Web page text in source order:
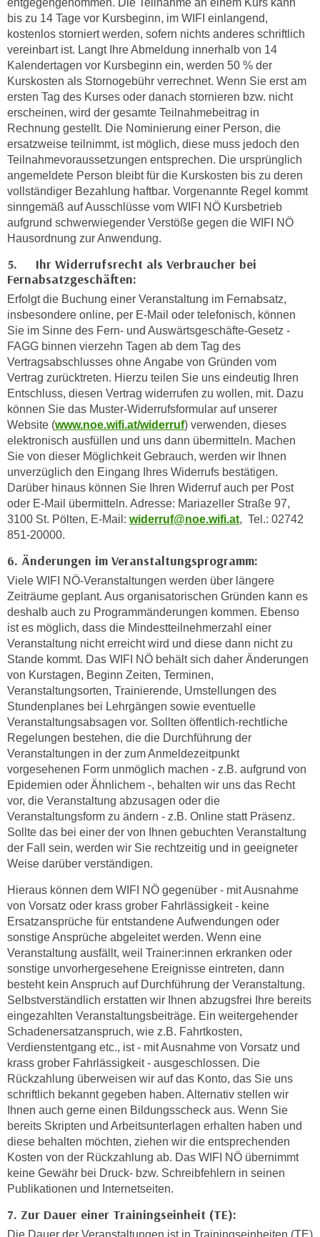
entgegengenommen. Die Teilnahme an einem Kurs kann
bis zu 14 Tage vor Kursbeginn, im WIFI einlangend,
kostenlos storniert werden, sofern nichts anderes schriftlich
vereinbart ist. Langt Ihre Abmeldung innerhalb von 14
Kalendertagen vor Kursbeginn ein, werden 50 % der
Kurskosten als Stornogebühr verrechnet. Wenn Sie erst am
ersten Tag des Kurses oder danach stornieren bzw. nicht
erscheinen, wird der gesamte Teilnahmebeitrag in
Rechnung gestellt. Die Nominierung einer Person, die
ersatzweise teilnimmt, ist möglich, diese muss jedoch den
Teilnahmevoraussetzungen entsprechen. Die ursprünglich
angemeldete Person bleibt für die Kurskosten bis zu deren
vollständiger Bezahlung haftbar. Vorgenannte Regel kommt
sinngemäß auf Ausschlüsse vom WIFI NÖ Kursbetrieb
aufgrund schwerwiegender Verstöße gegen die WIFI NÖ
Hausordnung zur Anwendung.
5. Ihr Widerrufsrecht als Verbraucher bei
Fernabsatzgeschäften:
Erfolgt die Buchung einer Veranstaltung im Fernabsatz,
insbesondere online, per E-Mail oder telefonisch, können
Sie im Sinne des Fern- und Auswärtsgeschäfte-Gesetz -
FAGG binnen vierzehn Tagen ab dem Tag des
Vertragsabschlusses ohne Angabe von Gründen vom
Vertrag zurücktreten. Hierzu teilen Sie uns eindeutig Ihren
Entschluss, diesen Vertrag widerrufen zu wollen, mit. Dazu
können Sie das Muster-Widerrufsformular auf unserer
Website (www.noe.wifi.at/widerruf) verwenden, dieses
elektronisch ausfüllen und uns dann übermitteln. Machen
Sie von dieser Möglichkeit Gebrauch, werden wir Ihnen
unverzüglich den Eingang Ihres Widerrufs bestätigen.
Darüber hinaus können Sie Ihren Widerruf auch per Post
oder E-Mail übermitteln. Adresse: Mariazeller Straße 97,
3100 St. Pölten, E-Mail: widerruf@noe.wifi.at, Tel.: 02742
851-20000.
6. Änderungen im Veranstaltungsprogramm:
Viele WIFI NÖ-Veranstaltungen werden über längere
Zeiträume geplant. Aus organisatorischen Gründen kann es
deshalb auch zu Programmänderungen kommen. Ebenso
ist es möglich, dass die Mindestteilnehmerzahl einer
Veranstaltung nicht erreicht wird und diese dann nicht zu
Stande kommt. Das WIFI NÖ behält sich daher Änderungen
von Kurstagen, Beginn Zeiten, Terminen,
Veranstaltungsorten, Trainierende, Umstellungen des
Stundenplanes bei Lehrgängen sowie eventuelle
Veranstaltungsabsagen vor. Sollten öffentlich-rechtliche
Regelungen bestehen, die die Durchführung der
Veranstaltungen in der zum Anmeldezeitpunkt
vorgesehenen Form unmöglich machen - z.B. aufgrund von
Epidemien oder Ähnlichem -, behalten wir uns das Recht
vor, die Veranstaltung abzusagen oder die
Veranstaltungsform zu ändern - z.B. Online statt Präsenz.
Sollte das bei einer der von Ihnen gebuchten Veranstaltung
der Fall sein, werden wir Sie rechtzeitig und in geeigneter
Weise darüber verständigen.
Hieraus können dem WIFI NÖ gegenüber - mit Ausnahme
von Vorsatz oder krass grober Fahrlässigkeit - keine
Ersatzansprüche für entstandene Aufwendungen oder
sonstige Ansprüche abgeleitet werden. Wenn eine
Veranstaltung ausfällt, weil Trainer:innen erkranken oder
sonstige unvorhergesehene Ereignisse eintreten, dann
besteht kein Anspruch auf Durchführung der Veranstaltung.
Selbstverständlich erstatten wir Ihnen abzugsfrei Ihre bereits
eingezahlten Veranstaltungsbeiträge. Ein weitergehender
Schadenersatzanspruch, wie z.B. Fahrtkosten,
Verdienstentgang etc., ist - mit Ausnahme von Vorsatz und
krass grober Fahrlässigkeit - ausgeschlossen. Die
Rückzahlung überweisen wir auf das Konto, das Sie uns
schriftlich bekannt gegeben haben. Alternativ stellen wir
Ihnen auch gerne einen Bildungsscheck aus. Wenn Sie
bereits Skripten und Arbeitsunterlagen erhalten haben und
diese behalten möchten, ziehen wir die entsprechenden
Kosten von der Rückzahlung ab. Das WIFI NÖ übernimmt
keine Gewähr bei Druck- bzw. Schreibfehlern in seinen
Publikationen und Internetseiten.
7. Zur Dauer einer Trainingseinheit (TE):
Die Dauer der Veranstaltungen ist in Trainingseinheiten (TE)
n
k
t
i
o
n
d
r
W
e
b
s
e
t
e
n
o
t
w
e
n
d
g
s
i
n
d
.
e
n
n
S
i
e
a
u
f
„
A
l
l
e
a
k
e
t
i
e
r
n
“
k
l
i
c
k
e
n
,
v
e
r
e
n
i
s
c
h
e
n
U
n
n
e
m
e
n
e
n
s
e
t
z
e
n
,
w
e
h
e
s
i
c
h
n
c
h
t
d
e
m
D
a
t
e
n
s
c
h
u
t
z
a
b
k
o
m
m
e
n
z
w
i
s
c
h
e